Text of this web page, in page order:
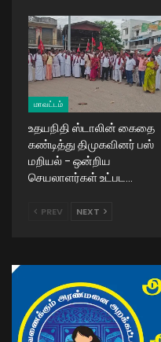
மாவட்டம்
உதயநிதி ஸ்டாலின் கைதை
கண்டித்து திமுகவினர் பஸ்
மறியல் – ஒன்றிய
செயலாளர்கள் உட்பட…
PREV NEXT